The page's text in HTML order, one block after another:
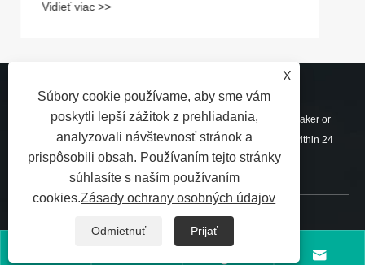
For inquiries about DC Combiner Box, Charging Pile, Circuit Breaker or
price list, please leave your email to us and we will be in touch within 24
hours.
+86-13757759651 
X
Súbory cookie používame, aby sme vám
poskytli lepší zážitok z prehliadania,
analyzovali návštevnosť stránok a
prispôsobili obsah. Používaním tejto stránky
súhlasíte s naším používaním
cookies.Zásady ochrany osobných údajov
Odmietnuť Prijať